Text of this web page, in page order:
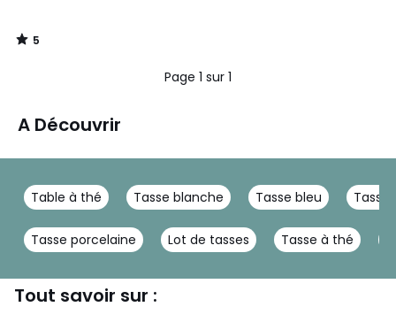
5
/
Page 1 sur 1
A Découvrir
Table à thé Tasse blanche Tasse bleu
Tasse porcelaine Lot de tasses Tasse à thé
Tout savoir sur :